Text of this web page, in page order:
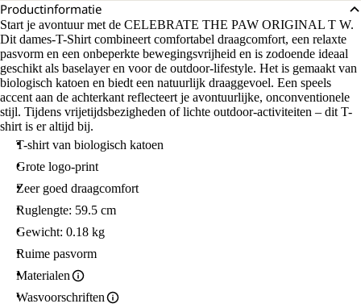
Productinformatie
Start je avontuur met de CELEBRATE THE PAW ORIGINAL T W.
Dit dames-T-Shirt combineert comfortabel draagcomfort, een relaxte
pasvorm en een onbeperkte bewegingsvrijheid en is zodoende ideaal
geschikt als baselayer en voor de outdoor-lifestyle. Het is gemaakt van
biologisch katoen en biedt een natuurlijk draaggevoel. Een speels
accent aan de achterkant reflecteert je avontuurlijke, onconventionele
stijl. Tijdens vrijetijdsbezigheden of lichte outdoor-activiteiten – dit T-
shirt is er altijd bij.
T-shirt van biologisch katoen
Grote logo-print
Zeer goed draagcomfort
Ruglengte: 59.5 cm
Gewicht: 0.18 kg
Ruime pasvorm
Materialen
Wasvoorschriften